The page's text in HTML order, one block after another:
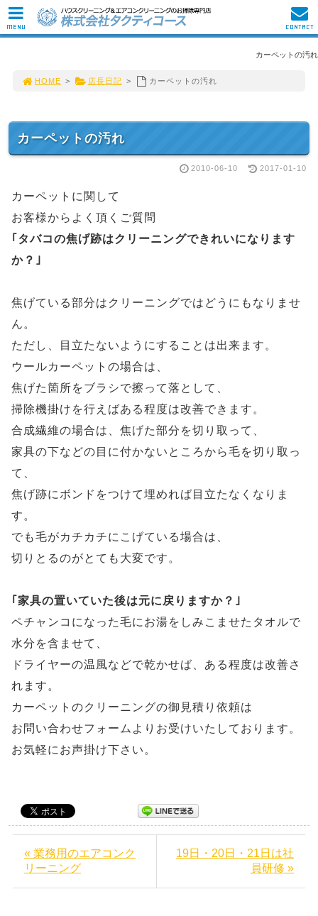
カーペットの汚れ
HOME > 店長日記 > カーペットの汚れ
カーペットの汚れ
2010-06-10 2017-01-10
カーペットに関して
お客様からよく頂くご質問
｢タバコの焦げ跡はクリーニングできれいになります
か？｣
焦げている部分はクリーニングではどうにもなりませ
ん。
ただし、目立たないようにすることは出来ます。
ウールカーペットの場合は、
焦げた箇所をブラシで擦って落として、
掃除機掛けを行えばある程度は改善できます。
合成繊維の場合は、焦げた部分を切り取って、
家具の下などの目に付かないところから毛を切り取っ
て、
焦げ跡にボンドをつけて埋めれば目立たなくなりま
す。
でも毛がカチカチにこげている場合は、
切りとるのがとても大変です。
｢家具の置いていた後は元に戻りますか？｣
ペチャンコになった毛にお湯をしみこませたタオルで
水分を含ませて、
ドライヤーの温風などで乾かせば、ある程度は改善さ
れます。
カーペットのクリーニングの御見積り依頼は
お問い合わせフォームよりお受けいたしております。
お気軽にお声掛け下さい。
« 業務用のエアコンク
リーニング
19日・20日・21日は社
員研修 »
MENU CONTACT